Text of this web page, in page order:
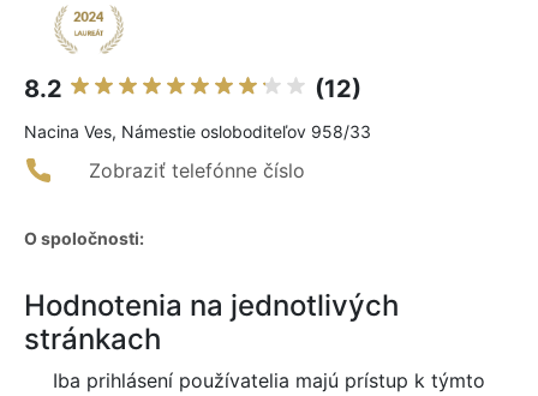
8.2 (12)
Nacina Ves, Námestie osloboditeľov 958/33
Zobraziť telefónne číslo
O spoločnosti:
Hodnotenia na jednotlivých
stránkach
Iba prihlásení používatelia majú prístup k týmto